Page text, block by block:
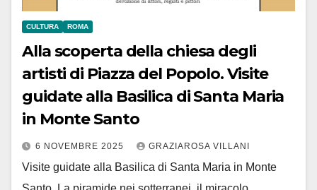
CULTURA ROMA
Alla scoperta della chiesa degli
artisti di Piazza del Popolo. Visite
guidate alla Basilica di Santa Maria
in Monte Santo
6 NOVEMBRE 2025 GRAZIAROSA VILLANI
Visite guidate alla Basilica di Santa Maria in Monte